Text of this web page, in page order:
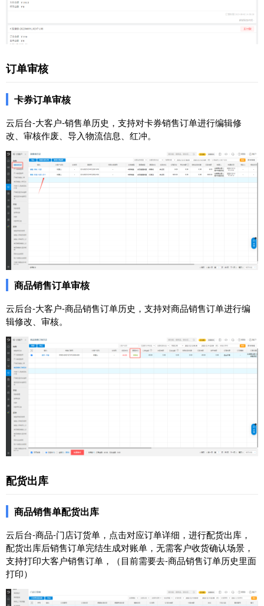
订单审核
卡券订单审核
云后台-大客户-销售单历史，支持对卡券销售订单进行编辑修
改、审核作废、导入物流信息、红冲。
商品销售订单审核
云后台-大客户-商品销售订单历史，支持对商品销售订单进行编
辑修改、审核。
配货出库
商品销售单配货出库
云后台-商品-门店订货单，点击对应订单详细，进行配货出库，
配货出库后销售订单完结生成对账单，无需客户收货确认场景，
支持打印大客户销售订单，（目前需要去-商品销售订单历史里面
打印）